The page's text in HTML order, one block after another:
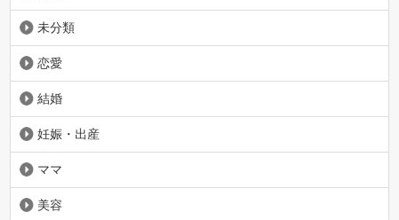
未分類
恋愛
結婚
妊娠・出産
ママ
美容